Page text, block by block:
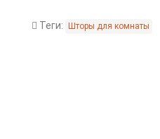
Теги: Шторы для комнаты